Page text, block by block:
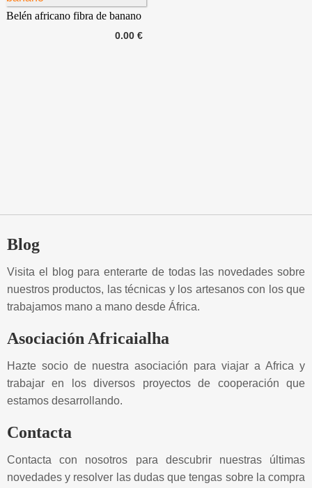
0.00 €
Belén africano fibra de banano
Blog
Visita el blog para enterarte de todas las novedades sobre
nuestros productos, las técnicas y los artesanos con los que
trabajamos mano a mano desde África.
Asociación Africaialha
Hazte socio de nuestra asociación para viajar a Africa y
trabajar en los diversos proyectos de cooperación que
estamos desarrollando.
Contacta
Contacta con nosotros para descubrir nuestras últimas
novedades y resolver las dudas que tengas sobre la compra